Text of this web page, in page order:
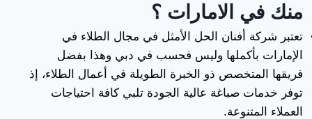
منك في الامارات ؟
تعتبر شركة أفنان الحل الأمثل في مجال الطلاء في
الإمارات بأكملها وليس فحسب في دبي وهذا بفضل
فريقها المتخصص ذو الخبرة الطويلة في أعمال الطلاء، إذ
توفر خدمات صباغة عالية الجودة تلبي كافة احتياجات
العملاء المتنوعة.